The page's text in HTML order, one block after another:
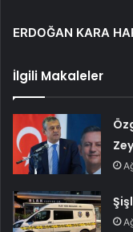
ERDOĞAN KARA
İlgili Makaleler